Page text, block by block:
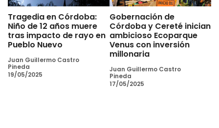
Tragedia en Córdoba:
Niño de 12 años muere
tras impacto de rayo en
Pueblo Nuevo
Juan Guillermo Castro
Pineda
19/05/2025
Gobernación de
Córdoba y Cereté inician
ambicioso Ecoparque
Venus con inversión
millonaria
Juan Guillermo Castro
Pineda
17/05/2025